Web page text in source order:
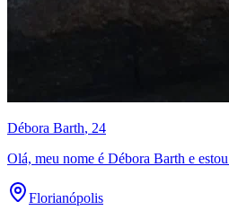
Débora Barth, 24
Olá, meu nome é Débora Barth e
Florianópolis